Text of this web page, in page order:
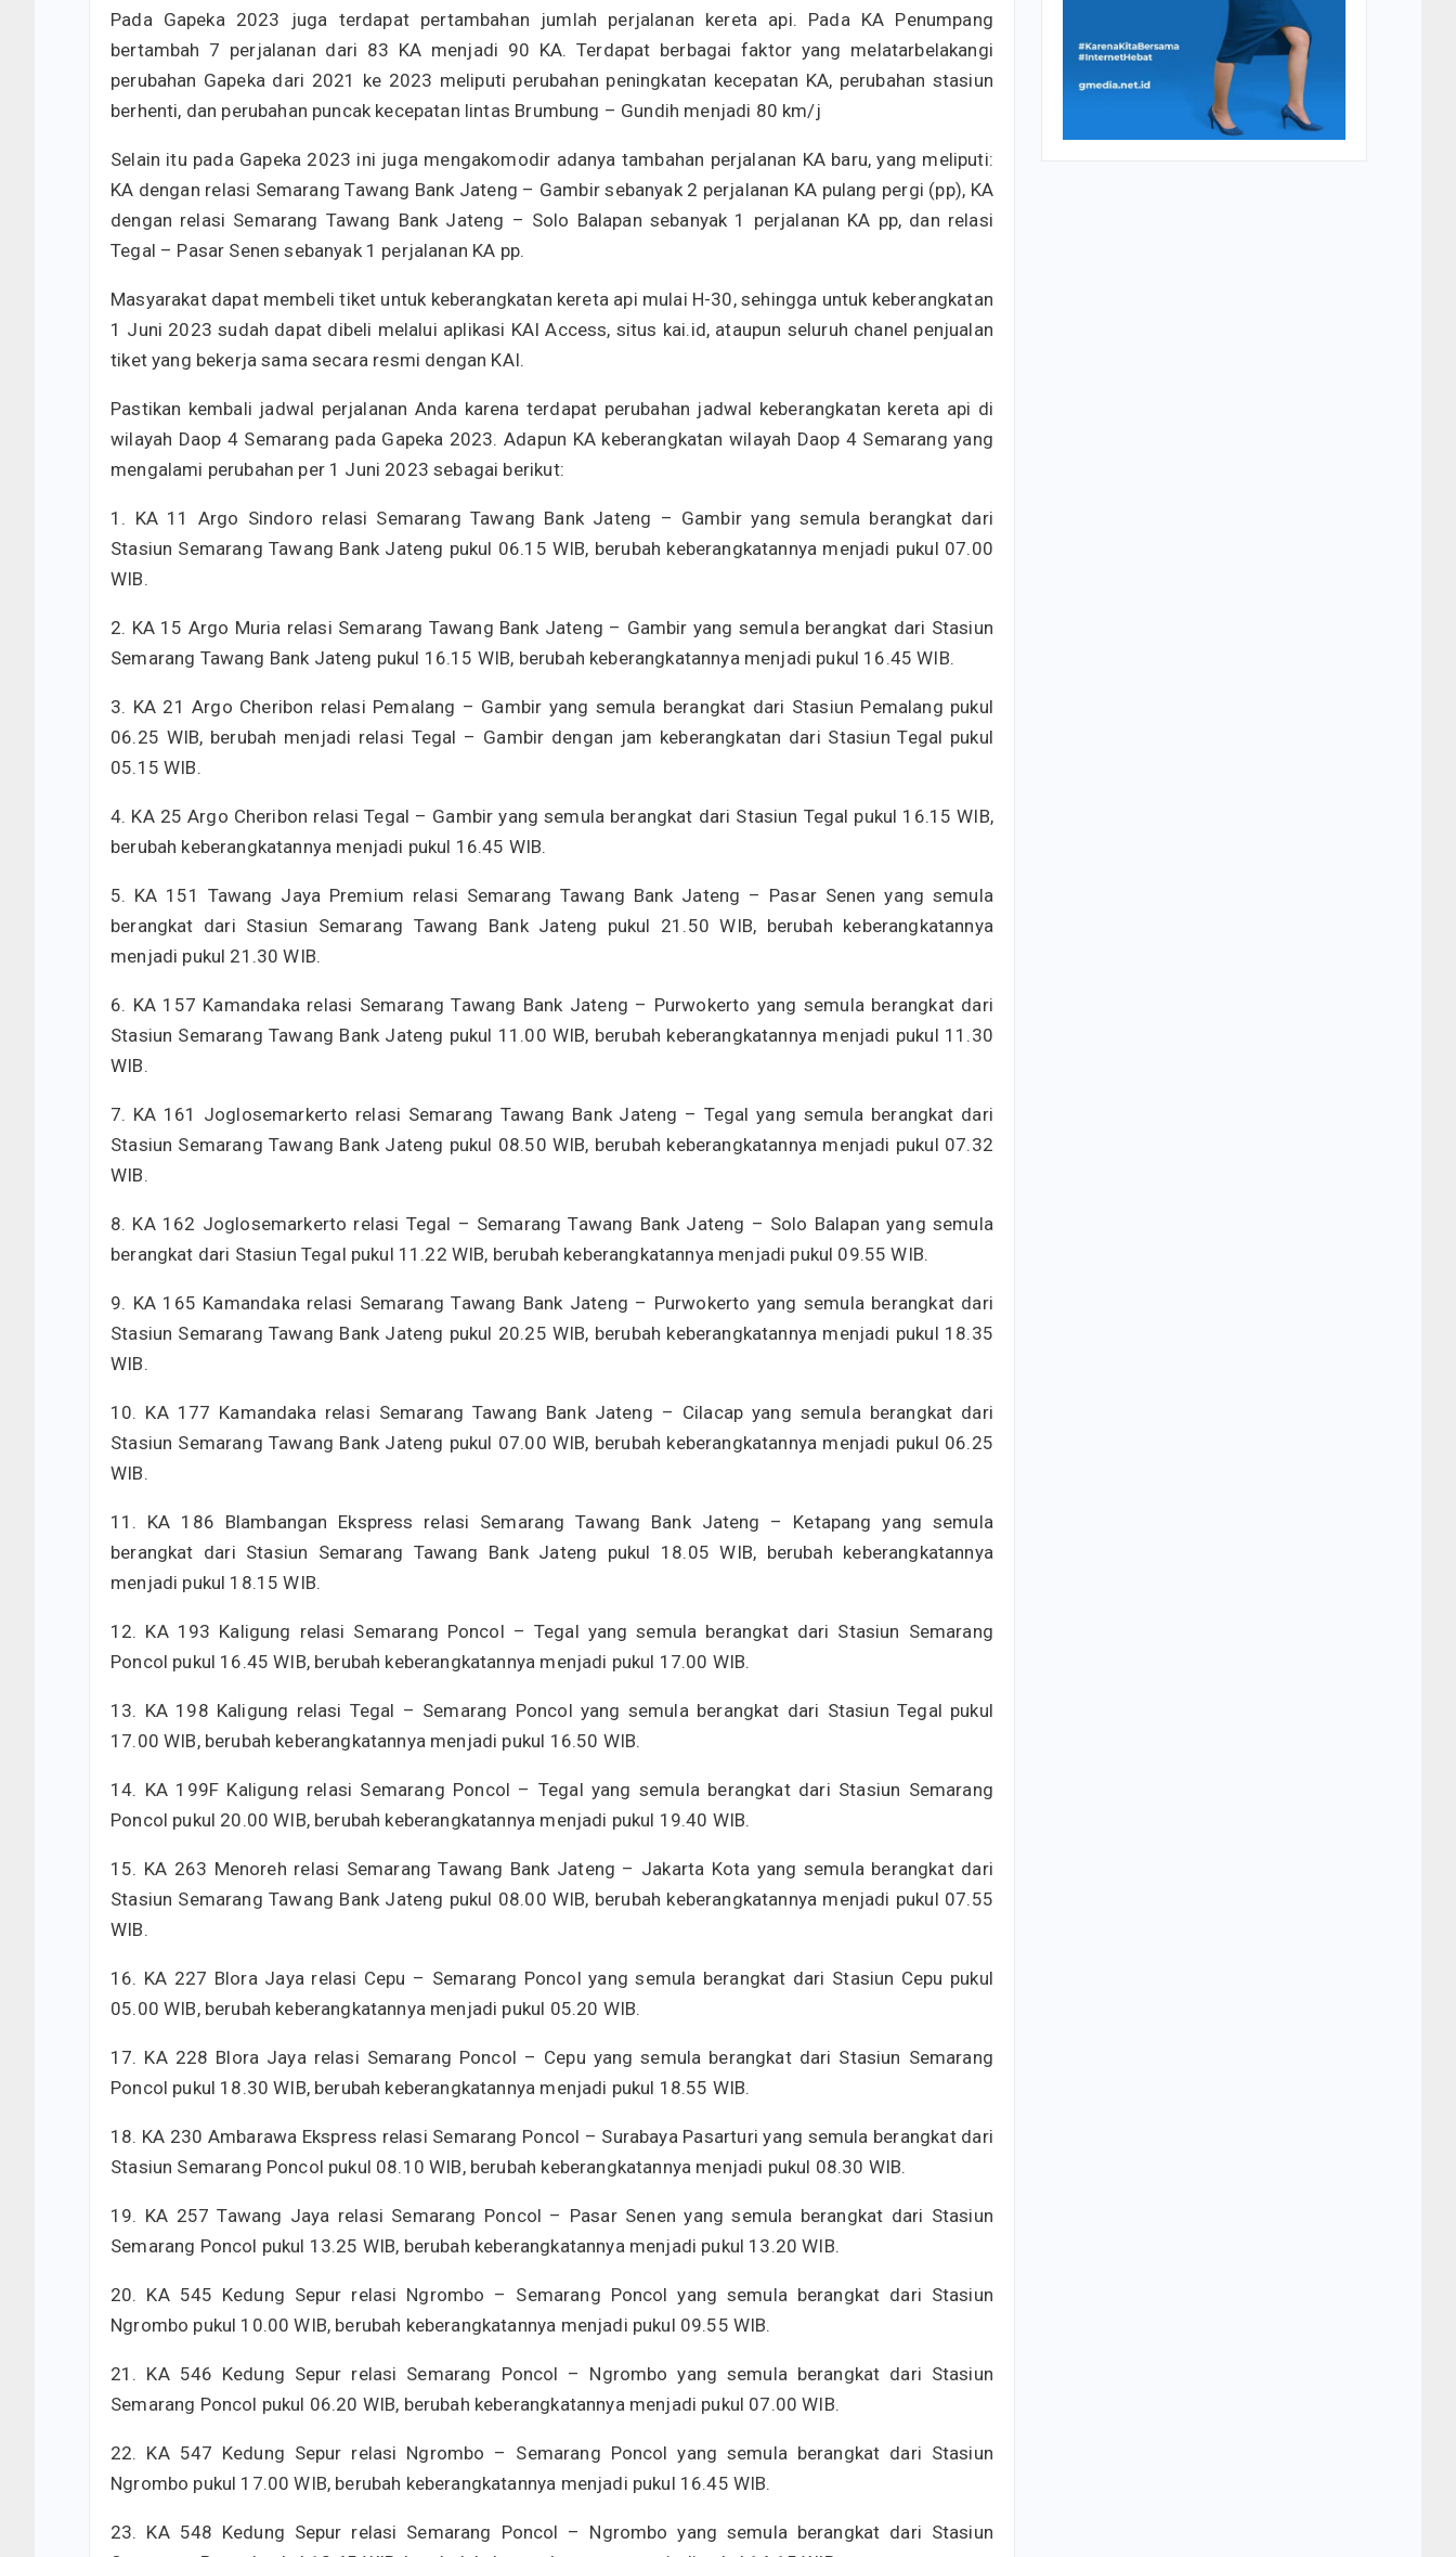
Pada Gapeka 2023 juga terdapat pertambahan jumlah perjalanan kereta api. Pada KA Penumpang
bertambah 7 perjalanan dari 83 KA menjadi 90 KA. Terdapat berbagai faktor yang melatarbelakangi
perubahan Gapeka dari 2021 ke 2023 meliputi perubahan peningkatan kecepatan KA, perubahan stasiun
berhenti, dan perubahan puncak kecepatan lintas Brumbung – Gundih menjadi 80 km/j
Selain itu pada Gapeka 2023 ini juga mengakomodir adanya tambahan perjalanan KA baru, yang meliputi:
KA dengan relasi Semarang Tawang Bank Jateng – Gambir sebanyak 2 perjalanan KA pulang pergi (pp), KA
dengan relasi Semarang Tawang Bank Jateng – Solo Balapan sebanyak 1 perjalanan KA pp, dan relasi
Tegal – Pasar Senen sebanyak 1 perjalanan KA pp.
Masyarakat dapat membeli tiket untuk keberangkatan kereta api mulai H-30, sehingga untuk keberangkatan
1 Juni 2023 sudah dapat dibeli melalui aplikasi KAI Access, situs kai.id, ataupun seluruh chanel penjualan
tiket yang bekerja sama secara resmi dengan KAI.
Pastikan kembali jadwal perjalanan Anda karena terdapat perubahan jadwal keberangkatan kereta api di
wilayah Daop 4 Semarang pada Gapeka 2023. Adapun KA keberangkatan wilayah Daop 4 Semarang yang
mengalami perubahan per 1 Juni 2023 sebagai berikut:
1. KA 11 Argo Sindoro relasi Semarang Tawang Bank Jateng – Gambir yang semula berangkat dari
Stasiun Semarang Tawang Bank Jateng pukul 06.15 WIB, berubah keberangkatannya menjadi pukul 07.00
WIB.
2. KA 15 Argo Muria relasi Semarang Tawang Bank Jateng – Gambir yang semula berangkat dari Stasiun
Semarang Tawang Bank Jateng pukul 16.15 WIB, berubah keberangkatannya menjadi pukul 16.45 WIB.
3. KA 21 Argo Cheribon relasi Pemalang – Gambir yang semula berangkat dari Stasiun Pemalang pukul
06.25 WIB, berubah menjadi relasi Tegal – Gambir dengan jam keberangkatan dari Stasiun Tegal pukul
05.15 WIB.
4. KA 25 Argo Cheribon relasi Tegal – Gambir yang semula berangkat dari Stasiun Tegal pukul 16.15 WIB,
berubah keberangkatannya menjadi pukul 16.45 WIB.
5. KA 151 Tawang Jaya Premium relasi Semarang Tawang Bank Jateng – Pasar Senen yang semula
berangkat dari Stasiun Semarang Tawang Bank Jateng pukul 21.50 WIB, berubah keberangkatannya
menjadi pukul 21.30 WIB.
6. KA 157 Kamandaka relasi Semarang Tawang Bank Jateng – Purwokerto yang semula berangkat dari
Stasiun Semarang Tawang Bank Jateng pukul 11.00 WIB, berubah keberangkatannya menjadi pukul 11.30
WIB.
7. KA 161 Joglosemarkerto relasi Semarang Tawang Bank Jateng – Tegal yang semula berangkat dari
Stasiun Semarang Tawang Bank Jateng pukul 08.50 WIB, berubah keberangkatannya menjadi pukul 07.32
WIB.
8. KA 162 Joglosemarkerto relasi Tegal – Semarang Tawang Bank Jateng – Solo Balapan yang semula
berangkat dari Stasiun Tegal pukul 11.22 WIB, berubah keberangkatannya menjadi pukul 09.55 WIB.
9. KA 165 Kamandaka relasi Semarang Tawang Bank Jateng – Purwokerto yang semula berangkat dari
Stasiun Semarang Tawang Bank Jateng pukul 20.25 WIB, berubah keberangkatannya menjadi pukul 18.35
WIB.
10. KA 177 Kamandaka relasi Semarang Tawang Bank Jateng – Cilacap yang semula berangkat dari
Stasiun Semarang Tawang Bank Jateng pukul 07.00 WIB, berubah keberangkatannya menjadi pukul 06.25
WIB.
11. KA 186 Blambangan Ekspress relasi Semarang Tawang Bank Jateng – Ketapang yang semula
berangkat dari Stasiun Semarang Tawang Bank Jateng pukul 18.05 WIB, berubah keberangkatannya
menjadi pukul 18.15 WIB.
12. KA 193 Kaligung relasi Semarang Poncol – Tegal yang semula berangkat dari Stasiun Semarang
Poncol pukul 16.45 WIB, berubah keberangkatannya menjadi pukul 17.00 WIB.
13. KA 198 Kaligung relasi Tegal – Semarang Poncol yang semula berangkat dari Stasiun Tegal pukul
17.00 WIB, berubah keberangkatannya menjadi pukul 16.50 WIB.
14. KA 199F Kaligung relasi Semarang Poncol – Tegal yang semula berangkat dari Stasiun Semarang
Poncol pukul 20.00 WIB, berubah keberangkatannya menjadi pukul 19.40 WIB.
15. KA 263 Menoreh relasi Semarang Tawang Bank Jateng – Jakarta Kota yang semula berangkat dari
Stasiun Semarang Tawang Bank Jateng pukul 08.00 WIB, berubah keberangkatannya menjadi pukul 07.55
WIB.
16. KA 227 Blora Jaya relasi Cepu – Semarang Poncol yang semula berangkat dari Stasiun Cepu pukul
05.00 WIB, berubah keberangkatannya menjadi pukul 05.20 WIB.
17. KA 228 Blora Jaya relasi Semarang Poncol – Cepu yang semula berangkat dari Stasiun Semarang
Poncol pukul 18.30 WIB, berubah keberangkatannya menjadi pukul 18.55 WIB.
18. KA 230 Ambarawa Ekspress relasi Semarang Poncol – Surabaya Pasarturi yang semula berangkat dari
Stasiun Semarang Poncol pukul 08.10 WIB, berubah keberangkatannya menjadi pukul 08.30 WIB.
19. KA 257 Tawang Jaya relasi Semarang Poncol – Pasar Senen yang semula berangkat dari Stasiun
Semarang Poncol pukul 13.25 WIB, berubah keberangkatannya menjadi pukul 13.20 WIB.
20. KA 545 Kedung Sepur relasi Ngrombo – Semarang Poncol yang semula berangkat dari Stasiun
Ngrombo pukul 10.00 WIB, berubah keberangkatannya menjadi pukul 09.55 WIB.
21. KA 546 Kedung Sepur relasi Semarang Poncol – Ngrombo yang semula berangkat dari Stasiun
Semarang Poncol pukul 06.20 WIB, berubah keberangkatannya menjadi pukul 07.00 WIB.
22. KA 547 Kedung Sepur relasi Ngrombo – Semarang Poncol yang semula berangkat dari Stasiun
Ngrombo pukul 17.00 WIB, berubah keberangkatannya menjadi pukul 16.45 WIB.
23. KA 548 Kedung Sepur relasi Semarang Poncol – Ngrombo yang semula berangkat dari Stasiun